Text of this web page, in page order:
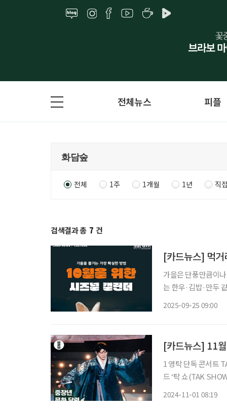
전체뉴스 피플
전체 1주 1개월 1년 직
검색결과 총 7 건
[카드뉴스] 먹
가을은 단풍만큼이
는 한우·김밥·만두
2025-09-25 09:00
[카드뉴스] 11
1 영탁 단독 콘서트
드 ‘탁 쇼(TAK
2024-11-01 08:19